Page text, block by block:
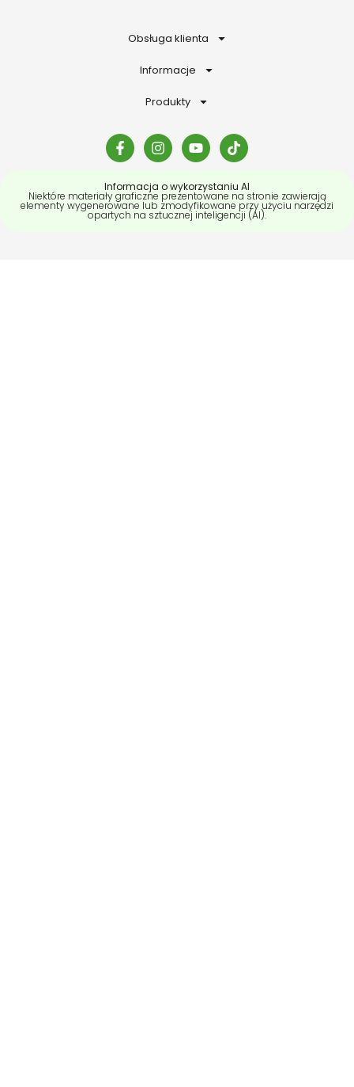
Obsługa klienta
Informacje
Produkty
Informacja o wykorzystaniu AI
Niektóre materiały graficzne prezentowane na stronie zawierają
elementy wygenerowane lub zmodyfikowane przy użyciu narzędzi
opartych na sztucznej inteligencji (AI).